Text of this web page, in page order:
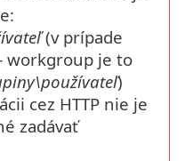
(v prípade
workgroup je to
)
cez HTTP nie je
zadávať